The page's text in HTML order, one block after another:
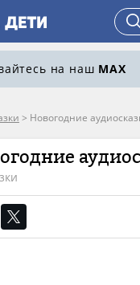
на наш MAX
> Новогодние